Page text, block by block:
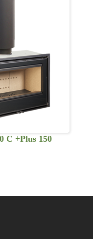
C +Plus 150